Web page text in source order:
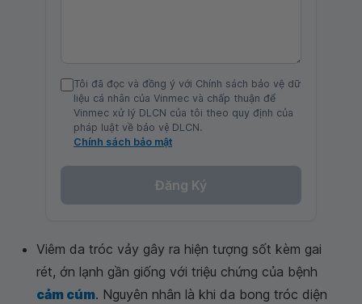
Tôi đã đọc và đồng ý với Chính sách bảo vệ dữ
liệu cá nhân của Vinmec và chấp thuận để
Vinmec xử lý DLCN của tôi theo quy định của
pháp luật về bảo vệ DLCN.
Chính sách bảo mật
Đăng Ký
Viêm da tróc vảy gây ra hiện tượng sốt kèm gai
rét, ớn lạnh gần giống với triệu chứng của bệnh
cảm cúm. Nguyên nhân là khi da bong tróc diện